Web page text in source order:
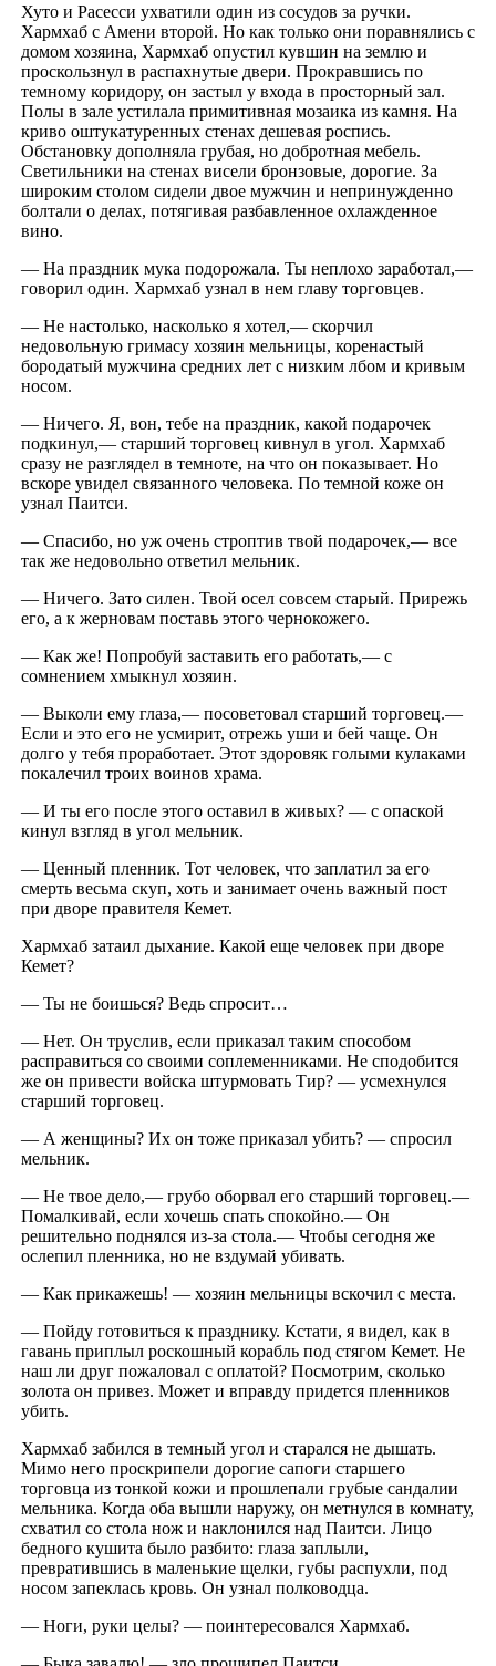
Хуто и Расесси ухватили один из сосудов за ручки.
Хармхаб с Амени второй. Но как только они поравнялись с
домом хозяина, Хармхаб опустил кувшин на землю и
проскользнул в распахнутые двери. Прокравшись по
темному коридору, он застыл у входа в просторный зал.
Полы в зале устилала примитивная мозаика из камня. На
криво оштукатуренных стенах дешевая роспись.
Обстановку дополняла грубая, но добротная мебель.
Светильники на стенах висели бронзовые, дорогие. За
широким столом сидели двое мужчин и непринужденно
болтали о делах, потягивая разбавленное охлажденное
вино.
— На праздник мука подорожала. Ты неплохо заработал,—
говорил один. Хармхаб узнал в нем главу торговцев.
— Не настолько, насколько я хотел,— скорчил
недовольную гримасу хозяин мельницы, коренастый
бородатый мужчина средних лет с низким лбом и кривым
носом.
— Ничего. Я, вон, тебе на праздник, какой подарочек
подкинул,— старший торговец кивнул в угол. Хармхаб
сразу не разглядел в темноте, на что он показывает. Но
вскоре увидел связанного человека. По темной коже он
узнал Паитси.
— Спасибо, но уж очень строптив твой подарочек,— все
так же недовольно ответил мельник.
— Ничего. Зато силен. Твой осел совсем старый. Прирежь
его, а к жерновам поставь этого чернокожего.
— Как же! Попробуй заставить его работать,— с
сомнением хмыкнул хозяин.
— Выколи ему глаза,— посоветовал старший торговец.—
Если и это его не усмирит, отрежь уши и бей чаще. Он
долго у тебя проработает. Этот здоровяк голыми кулаками
покалечил троих воинов храма.
— И ты его после этого оставил в живых? — с опаской
кинул взгляд в угол мельник.
— Ценный пленник. Тот человек, что заплатил за его
смерть весьма скуп, хоть и занимает очень важный пост
при дворе правителя Кемет.
Хармхаб затаил дыхание. Какой еще человек при дворе
Кемет?
— Ты не боишься? Ведь спросит…
— Нет. Он труслив, если приказал таким способом
расправиться со своими соплеменниками. Не сподобится
же он привести войска штурмовать Тир? — усмехнулся
старший торговец.
— А женщины? Их он тоже приказал убить? — спросил
мельник.
— Не твое дело,— грубо оборвал его старший торговец.—
Помалкивай, если хочешь спать спокойно.— Он
решительно поднялся из-за стола.— Чтобы сегодня же
ослепил пленника, но не вздумай убивать.
— Как прикажешь! — хозяин мельницы вскочил с места.
— Пойду готовиться к празднику. Кстати, я видел, как в
гавань приплыл роскошный корабль под стягом Кемет. Не
наш ли друг пожаловал с оплатой? Посмотрим, сколько
золота он привез. Может и вправду придется пленников
убить.
Хармхаб забился в темный угол и старался не дышать.
Мимо него проскрипели дорогие сапоги старшего
торговца из тонкой кожи и прошлепали грубые сандалии
мельника. Когда оба вышли наружу, он метнулся в комнату,
схватил со стола нож и наклонился над Паитси. Лицо
бедного кушита было разбито: глаза заплыли,
превратившись в маленькие щелки, губы распухли, под
носом запеклась кровь. Он узнал полководца.
— Ноги, руки целы? — поинтересовался Хармхаб.